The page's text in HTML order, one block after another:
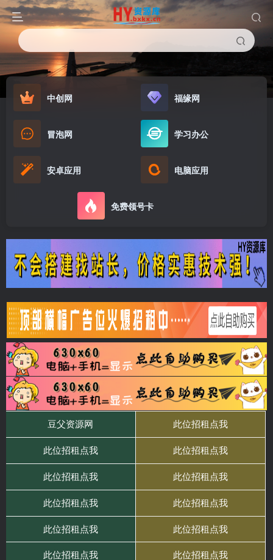
中创网 福缘网
冒泡网 学习办公
安卓应用 电脑应用
免费领号卡